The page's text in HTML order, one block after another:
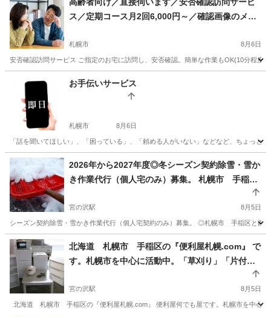
ス／定期コース月2回6,000円～／確認画像のメー
札幌市 8月6日
安否確認訪問サービス ご指定のお宅に訪問し、安否確認。簡単な作業もOK(10分程度
便利屋 月額
お手伝いサービス
札幌市 8月6日
「話を聞いてほしい」、「困っている」、「頼める人がいない」などなど、ちょっ
北海道 札幌市 便利屋 御用聞き
2026年から2027年度◎冬シーズン契約除雪・雪か
き作業代行（個人宅のみ）募集。 札幌市 手稲
区・西区のみ（一部エリアのみ） 限定。1か月分
基本料金６００００円から～
宮の沢駅 8月5日
シーズン契約除雪・雪かき作業代行（個人宅契約のみ）募集。 ◎札幌市 手稲区と
北海道 宮の沢駅 便利屋 除雪作業
北海道 札幌市 手稲区の『便利屋札幌.com』 で
す。札幌市を中心に活動中。「草刈り」「片付
宮の沢駅 8月5日
北海道 札幌市 手稲区の『便利屋札幌.com』 便利屋何でも屋です。札幌市を中心に